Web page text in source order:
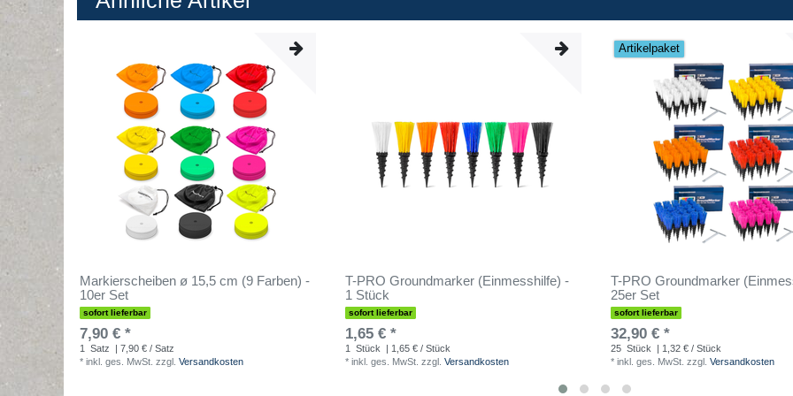
Markierscheiben ø 15,5 cm (9 Farben) -
10er Set
sofort lieferbar
7,90 € *
1 Satz
| 7,90 € / Satz
* inkl. ges. MwSt. zzgl. Versandkosten
T-PRO Groundmarker (Einmesshilfe) -
1 Stück
sofort lieferbar
1,65 € *
1 Stück
| 1,65 € / Stück
* inkl. ges. MwSt. zzgl. Versandkosten
Artikelpaket
T-PRO Groundmarker
25er Set
sofort lieferbar
32,90 € *
25 Stück
| 1,32 € / Stück
* inkl. ges. MwSt. zzgl. Versandkosten